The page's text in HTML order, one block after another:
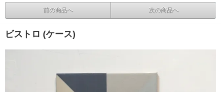
前の商品へ 次の商品へ
ビストロ (ケース)